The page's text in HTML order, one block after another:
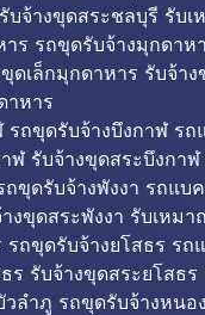
บจ้างขุดสระชลบุรี รับ
ร รถขุดรับจ้างมุกดาห
ดเล็กมุกดาหาร รับจ้า
าหาร
รถขุดรับจ้างบึงกาฬ รถ
ฬ รับจ้างขุดสระบึงกา
ถขุดรับจ้างพังงา รถแบ
างขุดสระพังงา รับเหมา
รถขุดรับจ้างยโสธร รถ
ร รับจ้างขุดสระยโสธ
วลำภู รถขุดรับจ้างหนอ